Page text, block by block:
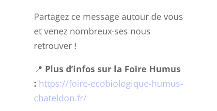
Partagez ce message autour de vous
et venez nombreux·ses nous
retrouver !
📍 Plus d’infos sur la Foire Humus
: https://foire-ecobiologique-humus-
chateldon.fr/